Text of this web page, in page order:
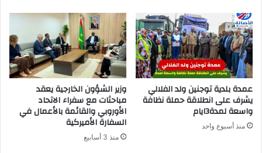
عمدة بلدية توجنين ولد الفلالي
يشرف على انطلاقة حملة نظافة
واسعة لمدة3ايام
منذ أسبوع واحد
وزير الشؤون الخارجية يعقد
مباحثات مع سفراء الاتحاد
الأوروبي والقائمة بالأعمال في
السفارة الأميركية
منذ 3 أسابيع